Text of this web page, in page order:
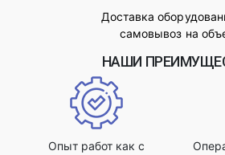
Доставка
самовывоз на
НАШИ
Опыт работ как с